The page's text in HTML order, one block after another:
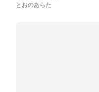
とおのあらた